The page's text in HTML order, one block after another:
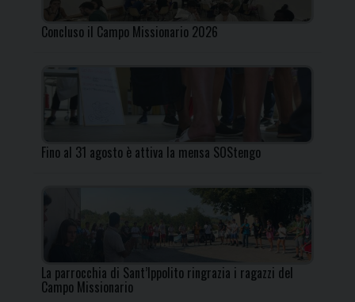
Concluso il Campo Missionario 2026
Fino al 31 agosto è attiva la mensa SOStengo
La parrocchia di Sant’Ippolito ringrazia i ragazzi del
Campo Missionario